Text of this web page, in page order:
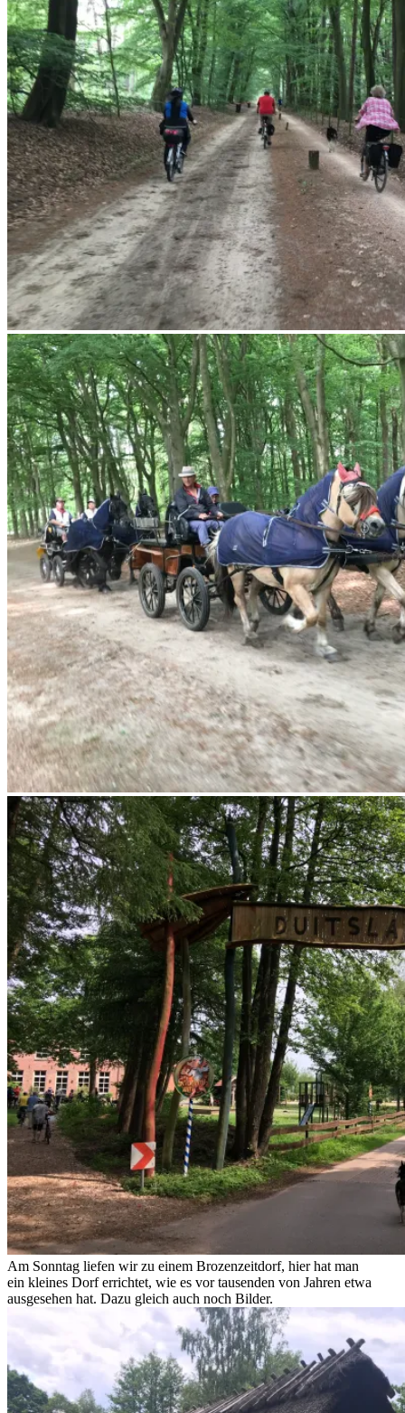
Am Sonntag liefen wir zu einem Brozenzeitdorf, hier hat man
ein kleines Dorf errichtet, wie es vor tausenden von Jahren etwa
ausgesehen hat. Dazu gleich auch noch Bilder.